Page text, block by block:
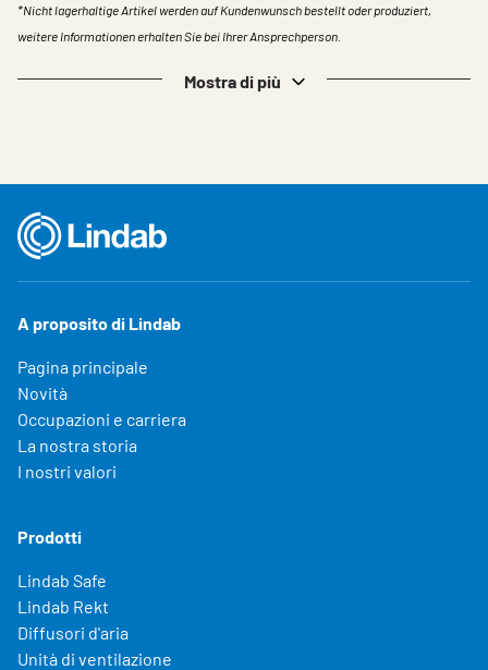
*Nicht lagerhaltige Artikel werden auf Kundenwunsch bestellt oder produziert,
weitere Informationen erhalten Sie bei Ihrer Ansprechperson.
Mostra di più
A proposito di Lindab
Pagina principale
Novità
Occupazioni e carriera
La nostra storia
I nostri valori
Prodotti
Lindab Safe
Lindab Rekt
Diffusori d'aria
Unità di ventilazione